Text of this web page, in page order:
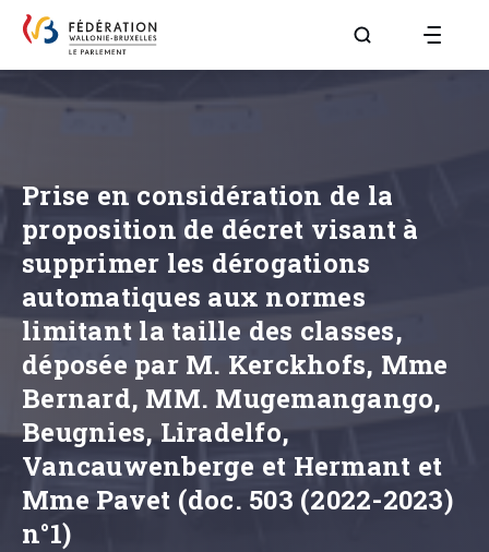
Aller à la page
Prise en considération de la
proposition de décret visant à
supprimer les dérogations
automatiques aux normes
limitant la taille des classes,
déposée par M. Kerckhofs, Mme
Bernard, MM. Mugemangango,
Beugnies, Liradelfo,
Vancauwenberge et Hermant et
Mme Pavet (doc. 503 (2022-2023)
n°1)